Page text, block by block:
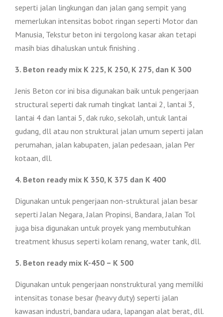
seperti jalan lingkungan dan jalan gang sempit yang
memerlukan intensitas bobot ringan seperti Motor dan
Manusia, Tekstur beton ini tergolong kasar akan tetapi
masih bias dihaluskan untuk finishing .
3. Beton ready mix K 225, K 250, K 275, dan K 300
Jenis Beton cor ini bisa digunakan baik untuk pengerjaan
structural seperti dak rumah tingkat lantai 2, lantai 3,
lantai 4 dan lantai 5, dak ruko, sekolah, untuk lantai
gudang, dll atau non struktural jalan umum seperti jalan
perumahan, jalan kabupaten, jalan pedesaan, jalan Per
kotaan, dll.
4. Beton ready mix K 350, K 375 dan K 400
Digunakan untuk pengerjaan non-struktural jalan besar
seperti Jalan Negara, Jalan Propinsi, Bandara, Jalan Tol
juga bisa digunakan untuk proyek yang membutuhkan
treatment khusus seperti kolam renang, water tank, dll.
5. Beton ready mix K-450 – K 500
Digunakan untuk pengerjaan nonstruktural yang memiliki
intensitas tonase besar (heavy duty) seperti jalan
kawasan industri, bandara udara, lapangan alat berat, dll.